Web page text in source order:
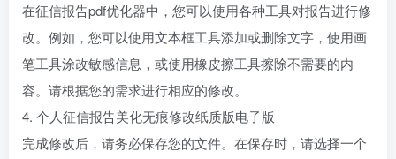
在征信报告pdf优化器中，您可以使用各种工具对报告进行修
改。例如，您可以使用文本框工具添加或删除文字，使用画
笔工具涂改敏感信息，或使用橡皮擦工具擦除不需要的内
容。请根据您的需求进行相应的修改。
4. 个人征信报告美化无痕修改纸质版电子版
完成修改后，请务必保存您的文件。在保存时，请选择一个